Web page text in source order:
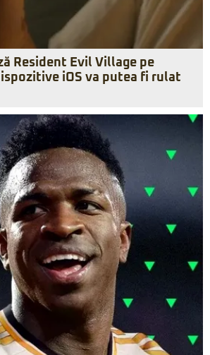
Resident Evil Village pe
iOS va putea fi rulat